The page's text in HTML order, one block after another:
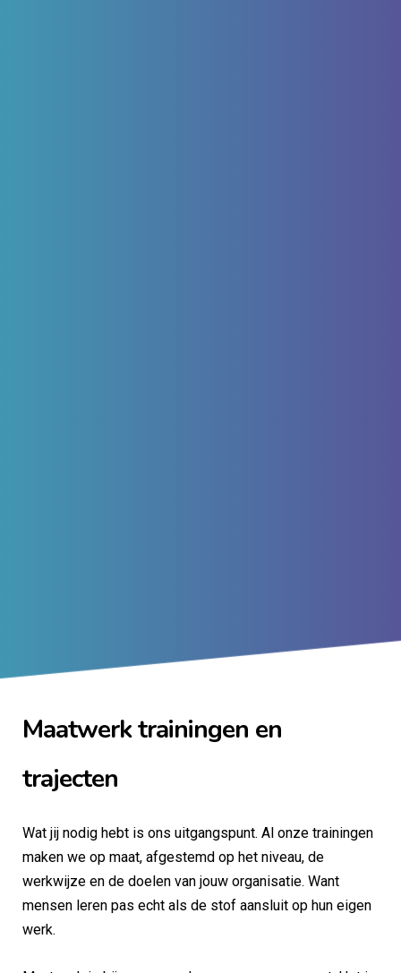
Maatwerk trainingen en
trajecten
Wat jij nodig hebt is ons uitgangspunt. Al onze trainingen
maken we op maat, afgestemd op het niveau, de
werkwijze en de doelen van jouw organisatie. Want
mensen leren pas echt als de stof aansluit op hun eigen
werk.